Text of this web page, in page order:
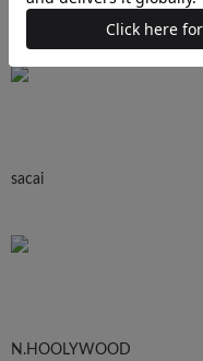
AURALEE
sacai
N.HOOLYWOOD